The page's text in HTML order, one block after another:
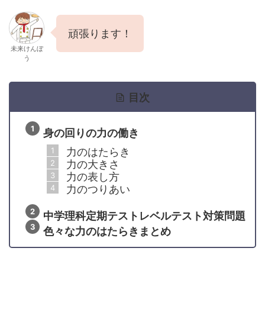
未来けんぼ
う
頑張ります！
目次
身の回りの力の働き
力のはたらき
力の大きさ
力の表し方
力のつりあい
中学理科定期テストレベルテスト対策問題
色々な力のはたらきまとめ